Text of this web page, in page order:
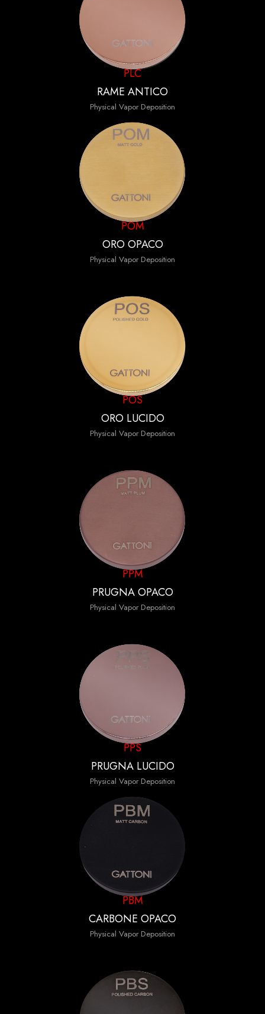
PLC
RAME ANTICO
Physical Vapor Deposition
POM
ORO OPACO
Physical Vapor Deposition
POS
ORO LUCIDO
Physical Vapor Deposition
PPM
PRUGNA OPACO
Physical Vapor Deposition
PPS
PRUGNA LUCIDO
Physical Vapor Deposition
PBM
CARBONE OPACO
Physical Vapor Deposition